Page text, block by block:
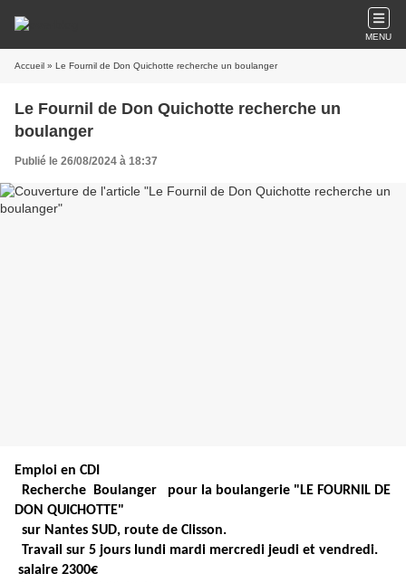
MENU
Accueil » Le Fournil de Don Quichotte recherche un boulanger
Le Fournil de Don Quichotte recherche un
boulanger
Publié le 26/08/2024 à 18:37
Emploi en CDI
Recherche Boulanger pour la boulangerie "LE FOURNIL DE
DON QUICHOTTE"
sur Nantes SUD, route de Clisson.
Travail sur 5 jours lundi mardi mercredi jeudi et vendredi.
salaire 2300€